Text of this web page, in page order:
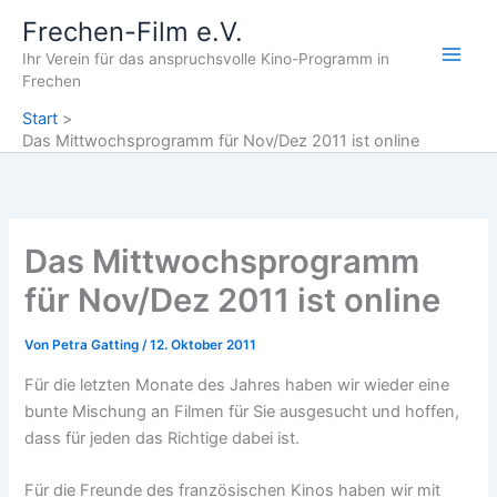
Inhalt
springen
Frechen-Film e.V.
Ihr Verein für das anspruchsvolle Kino-Programm in
Frechen
Start
Das Mittwochsprogramm für Nov/Dez 2011 ist online
Das Mittwochsprogramm
für Nov/Dez 2011 ist online
Von Petra Gatting/12. Oktober 2011
Für die letzten Monate des Jahres haben wir wieder eine
bunte Mischung an Filmen für Sie ausgesucht und hoffen,
dass für jeden das Richtige dabei ist.
Für die Freunde des französischen Kinos haben wir mit